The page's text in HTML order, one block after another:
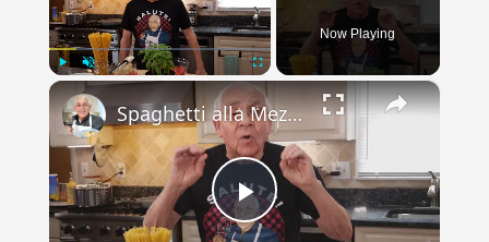
Unmute
Now Playing
×
Play
Spaghetti alla Mezzanotte Recipe